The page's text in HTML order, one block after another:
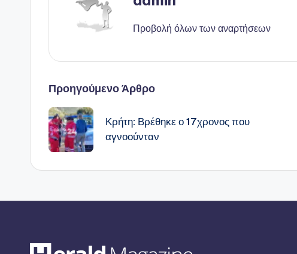
Προβολή όλων των αναρτήσεων
Πλοήγηση
δημοσιεύσεων
Προηγούμενο Άρθρο
Κρήτη: Βρέθηκε ο 17χρονος που
αγνοούνταν